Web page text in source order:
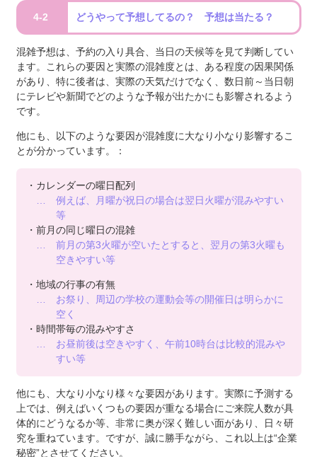
4-2 どうやって予想してるの？ 予想は当たる？
混雑予想は、予約の入り具合、当日の天候等を見て判断してい
ます。これらの要因と実際の混雑度とは、ある程度の因果関係
があり、特に後者は、実際の天気だけでなく、数日前～当日朝
にテレビや新聞でどのような予報が出たかにも影響されるよう
です。
他にも、以下のような要因が混雑度に大なり小なり影響するこ
とが分かっています。：
・カレンダーの曜日配列
… 例えば、月曜が祝日の場合は翌日火曜が混みやすい
等
・前月の同じ曜日の混雑
… 前月の第3火曜が空いたとすると、翌月の第3火曜も
空きやすい等
・地域の行事の有無
… お祭り、周辺の学校の運動会等の開催日は明らかに
空く
・時間帯毎の混みやすさ
… お昼前後は空きやすく、午前10時台は比較的混みや
すい等
他にも、大なり小なり様々な要因があります。実際に予測する
上では、例えばいくつもの要因が重なる場合にご来院人数が具
体的にどうなるか等、非常に奥が深く難しい面があり、日々研
究を重ねています。ですが、誠に勝手ながら、これ以上は“企業
秘密”とさせてください。